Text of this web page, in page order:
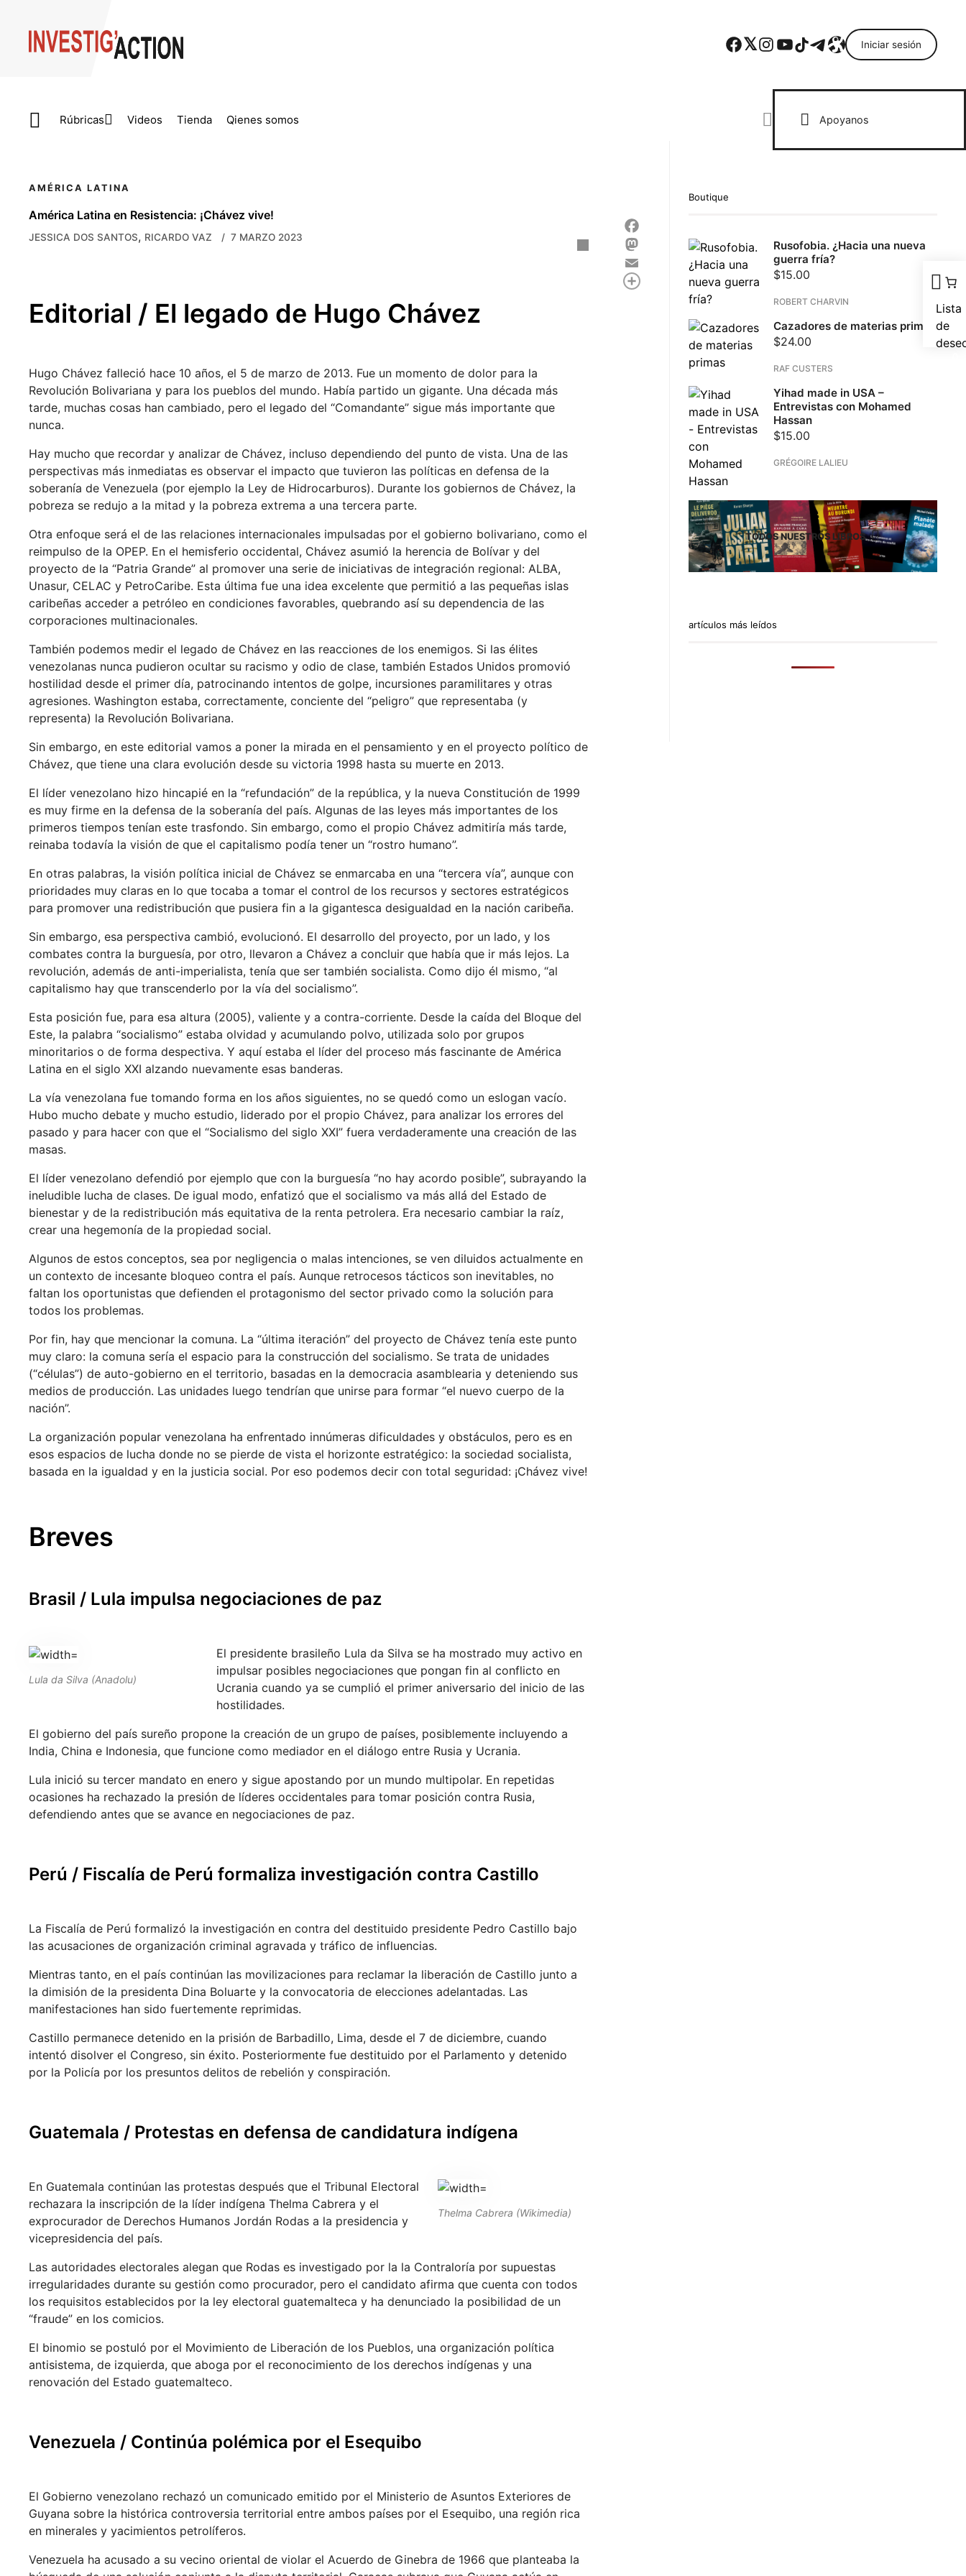
Facebook Twitter Instagram YouTube TikTok Telegram Enlace Iniciar sesión
Rúbricas Videos Tienda Qienes somos Apoyanos
Lista
de
América Latina en Resistencia: ¡Chávez vive!
JESSICA DOS SANTOS, RICARDO VAZ 7 MARZO 2023
Editorial / El legado de Hugo Chávez
Hugo Chávez falleció hace 10 años, el 5 de marzo de 2013. Fue un momento de dolor para la
Revolución Bolivariana y para los pueblos del mundo. Había partido un gigante. Una década más
tarde, muchas cosas han cambiado, pero el legado del “Comandante” sigue más importante que
nunca.
Hay mucho que recordar y analizar de Chávez, incluso dependiendo del punto de vista. Una de las
perspectivas más inmediatas es observar el impacto que tuvieron las políticas en defensa de la
soberanía de Venezuela (por ejemplo la Ley de Hidrocarburos). Durante los gobiernos de Chávez, la
pobreza se redujo a la mitad y la pobreza extrema a una tercera parte.
Otra enfoque será el de las relaciones internacionales impulsadas por el gobierno bolivariano, como el
reimpulso de la OPEP. En el hemisferio occidental, Chávez asumió la herencia de Bolívar y del
proyecto de la “Patria Grande” al promover una serie de iniciativas de integración regional: ALBA,
Unasur, CELAC y PetroCaribe. Esta última fue una idea excelente que permitió a las pequeñas islas
caribeñas acceder a petróleo en condiciones favorables, quebrando así su dependencia de las
corporaciones multinacionales.
También podemos medir el legado de Chávez en las reacciones de los enemigos. Si las élites
venezolanas nunca pudieron ocultar su racismo y odio de clase, también Estados Unidos promovió
hostilidad desde el primer día, patrocinando intentos de golpe, incursiones paramilitares y otras
agresiones. Washington estaba, correctamente, conciente del “peligro” que representaba (y
representa) la Revolución Bolivariana.
Sin embargo, en este editorial vamos a poner la mirada en el pensamiento y en el proyecto político de
Chávez, que tiene una clara evolución desde su victoria 1998 hasta su muerte en 2013.
El líder venezolano hizo hincapié en la “refundación” de la república, y la nueva Constitución de 1999
es muy firme en la defensa de la soberanía del país. Algunas de las leyes más importantes de los
primeros tiempos tenían este trasfondo. Sin embargo, como el propio Chávez admitiría más tarde,
reinaba todavía la visión de que el capitalismo podía tener un “rostro humano”.
En otras palabras, la visión política inicial de Chávez se enmarcaba en una “tercera vía”, aunque con
prioridades muy claras en lo que tocaba a tomar el control de los recursos y sectores estratégicos
para promover una redistribución que pusiera fin a la gigantesca desigualdad en la nación caribeña.
Sin embargo, esa perspectiva cambió, evolucionó. El desarrollo del proyecto, por un lado, y los
combates contra la burguesía, por otro, llevaron a Chávez a concluir que había que ir más lejos. La
revolución, además de anti-imperialista, tenía que ser también socialista. Como dijo él mismo, “al
capitalismo hay que transcenderlo por la vía del socialismo”.
Esta posición fue, para esa altura (2005), valiente y a contra-corriente. Desde la caída del Bloque del
Este, la palabra “socialismo” estaba olvidad y acumulando polvo, utilizada solo por grupos
minoritarios o de forma despectiva. Y aquí estaba el líder del proceso más fascinante de América
Latina en el siglo XXI alzando nuevamente esas banderas.
La vía venezolana fue tomando forma en los años siguientes, no se quedó como un eslogan vacío.
Hubo mucho debate y mucho estudio, liderado por el propio Chávez, para analizar los errores del
pasado y para hacer con que el “Socialismo del siglo XXI” fuera verdaderamente una creación de las
masas.
El líder venezolano defendió por ejemplo que con la burguesía “no hay acordo posible”, subrayando la
ineludible lucha de clases. De igual modo, enfatizó que el socialismo va más allá del Estado de
bienestar y de la redistribución más equitativa de la renta petrolera. Era necesario cambiar la raíz,
crear una hegemonía de la propiedad social.
Algunos de estos conceptos, sea por negligencia o malas intenciones, se ven diluidos actualmente en
un contexto de incesante bloqueo contra el país. Aunque retrocesos tácticos son inevitables, no
faltan los oportunistas que defienden el protagonismo del sector privado como la solución para
todos los problemas.
Por fin, hay que mencionar la comuna. La “última iteración” del proyecto de Chávez tenía este punto
muy claro: la comuna sería el espacio para la construcción del socialismo. Se trata de unidades
(“células”) de auto-gobierno en el territorio, basadas en la democracia asamblearia y deteniendo sus
medios de producción. Las unidades luego tendrían que unirse para formar “el nuevo cuerpo de la
nación”.
La organización popular venezolana ha enfrentado innúmeras dificuldades y obstáculos, pero es en
esos espacios de lucha donde no se pierde de vista el horizonte estratégico: la sociedad socialista,
basada en la igualdad y en la justicia social. Por eso podemos decir con total seguridad: ¡Chávez vive!
Breves
Brasil / Lula impulsa negociaciones de paz
Lula da Silva (Anadolu)
El presidente brasileño Lula da Silva se ha mostrado muy activo en
impulsar posibles negociaciones que pongan fin al conflicto en
Ucrania cuando ya se cumplió el primer aniversario del inicio de las
hostilidades.
El gobierno del país sureño propone la creación de un grupo de países, posiblemente incluyendo a
India, China e Indonesia, que funcione como mediador en el diálogo entre Rusia y Ucrania.
Lula inició su tercer mandato en enero y sigue apostando por un mundo multipolar. En repetidas
ocasiones ha rechazado la presión de líderes occidentales para tomar posición contra Rusia,
defendiendo antes que se avance en negociaciones de paz.
Perú / Fiscalía de Perú formaliza investigación contra Castillo
La Fiscalía de Perú formalizó la investigación en contra del destituido presidente Pedro Castillo bajo
las acusaciones de organización criminal agravada y tráfico de influencias.
Mientras tanto, en el país continúan las movilizaciones para reclamar la liberación de Castillo junto a
la dimisión de la presidenta Dina Boluarte y la convocatoria de elecciones adelantadas. Las
manifestaciones han sido fuertemente reprimidas.
Castillo permanece detenido en la prisión de Barbadillo, Lima, desde el 7 de diciembre, cuando
intentó disolver el Congreso, sin éxito. Posteriormente fue destituido por el Parlamento y detenido
por la Policía por los presuntos delitos de rebelión y conspiración.
Guatemala / Protestas en defensa de candidatura indígena
Thelma Cabrera (Wikimedia)
En Guatemala continúan las protestas después que el Tribunal Electoral
rechazara la inscripción de la líder indígena Thelma Cabrera y el
exprocurador de Derechos Humanos Jordán Rodas a la presidencia y
vicepresidencia del país.
Las autoridades electorales alegan que Rodas es investigado por la la Contraloría por supuestas
irregularidades durante su gestión como procurador, pero el candidato afirma que cuenta con todos
los requisitos establecidos por la ley electoral guatemalteca y ha denunciado la posibilidad de un
“fraude” en los comicios.
El binomio se postuló por el Movimiento de Liberación de los Pueblos, una organización política
antisistema, de izquierda, que aboga por el reconocimiento de los derechos indígenas y una
renovación del Estado guatemalteco.
Venezuela / Continúa polémica por el Esequibo
El Gobierno venezolano rechazó un comunicado emitido por el Ministerio de Asuntos Exteriores de
Guyana sobre la histórica controversia territorial entre ambos países por el Esequibo, una región rica
en minerales y yacimientos petrolíferos.
Venezuela ha acusado a su vecino oriental de violar el Acuerdo de Ginebra de 1966 que planteaba la
AMÉRICA LATINA
Facebook
Mastodon
Email
Compartir
Boutique
Rusofobia. ¿Hacia una nueva
guerra fría?
$15.00
ROBERT CHARVIN
Cazadores de materias primas
$24.00
RAF CUSTERS
Yihad made in USA –
Entrevistas con Mohamed
Hassan
$15.00
GRÉGOIRE LALIEU
TODOS NUESTROS LIBROS
artículos más leídos